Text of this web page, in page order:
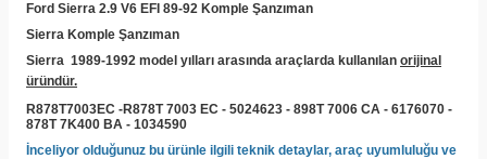
Ford Sierra 2.9 V6 EFI 89-92 Komple Şanzıman
Sierra Komple Şanzıman
Sierra 1989-1992 model yılları arasında araçlarda kullanılan orijinal
üründür.
R878T7003EC -R878T 7003 EC - 5024623 - 898T 7006 CA - 6176070 -
878T 7K400 BA - 1034590
İnceliyor olduğunuz bu ürünle ilgili teknik detaylar, araç uyumluluğu ve